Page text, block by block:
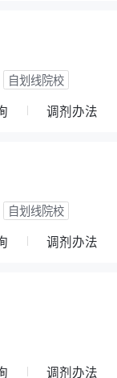
自划线院校
调剂办法
自划线院校
调剂办法
调剂办法